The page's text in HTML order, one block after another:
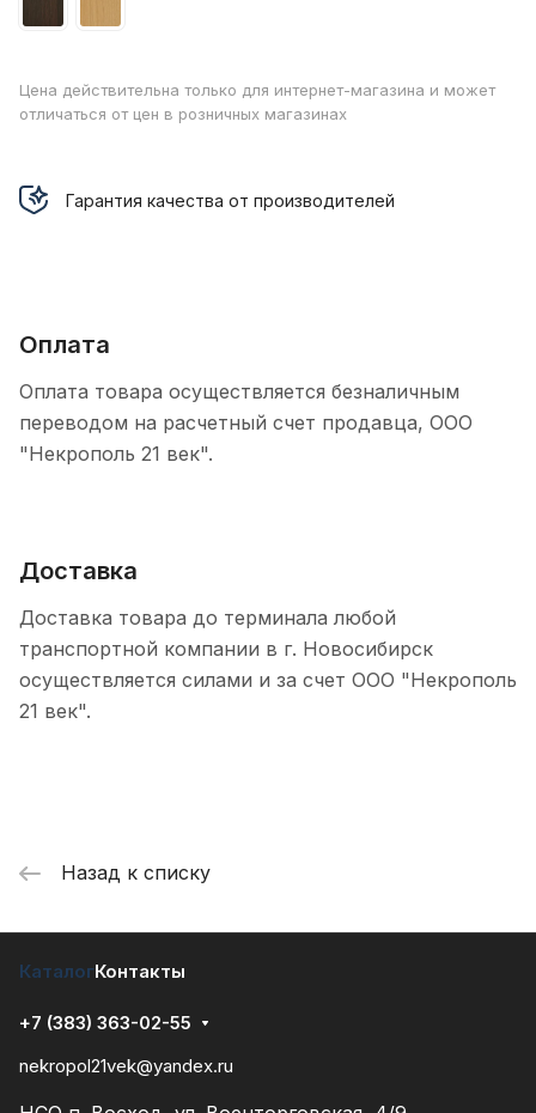
Цена действительна только для интернет-магазина и может
отличаться от цен в розничных магазинах
Гарантия качества от производителей
Оплата
Оплата товара осуществляется безналичным
переводом на расчетный счет продавца, ООО
"Некрополь 21 век".
Доставка
Доставка товара до терминала любой
транспортной компании в г. Новосибирск
осуществляется силами и за счет ООО "Некрополь
21 век".
Назад к списку
КаталогКонтакты
+7 (383) 363-02-55
nekropol21vek@yandex.ru